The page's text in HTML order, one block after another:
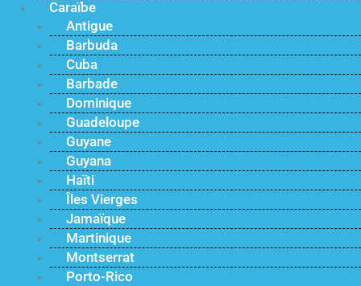
Caraïbe
Antigue
Barbuda
Cuba
Barbade
Dominique
Guadeloupe
Guyane
Guyana
Haïti
Îles Vierges
Jamaïque
Martinique
Montserrat
Porto-Rico